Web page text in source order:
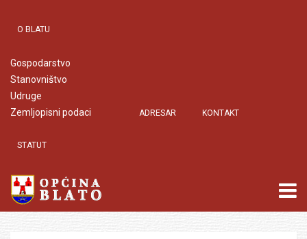
O BLATU
Gospodarstvo
Stanovništvo
Udruge
Zemljopisni podaci
ADRESAR KONTAKT
STATUT